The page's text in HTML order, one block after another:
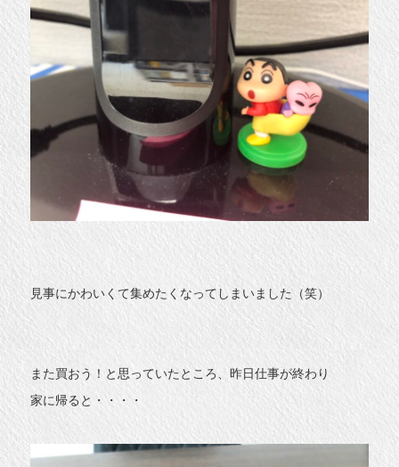
見事にかわいくて集めたくなってしまいました（笑）
また買おう！と思っていたところ、昨日仕事が終わり
家に帰ると・・・・